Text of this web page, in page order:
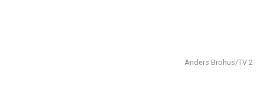
Anders Brohus/TV 2